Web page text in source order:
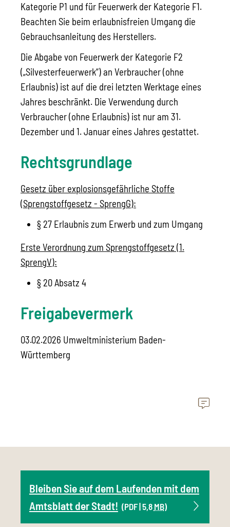
Kategorie P1 und für Feuerwerk der Kategorie F1.
Beachten Sie beim erlaubnisfreien Umgang die
Gebrauchsanleitung des Herstellers.
Die Abgabe von Feuerwerk der Kategorie F2
(„Silvesterfeuerwerk“) an Verbraucher (ohne
Erlaubnis) ist auf die drei letzten Werktage eines
Jahres beschränkt. Die Verwendung durch
Verbraucher (ohne Erlaubnis) ist nur am 31.
Dezember und 1. Januar eines Jahres gestattet.
Rechtsgrundlage
Gesetz über explosionsgefährliche Stoffe
(Sprengstoffgesetz - SprengG):
§ 27 Erlaubnis zum Erwerb und zum Umgang
Erste Verordnung zum Sprengstoffgesetz (1.
SprengV):
§ 20 Absatz 4
Freigabevermerk
03.02.2026 Umweltministerium Baden-
Württemberg
Bleiben Sie auf dem Laufenden mit dem
Amtsblatt der Stadt! (PDF | 5,8 MB)